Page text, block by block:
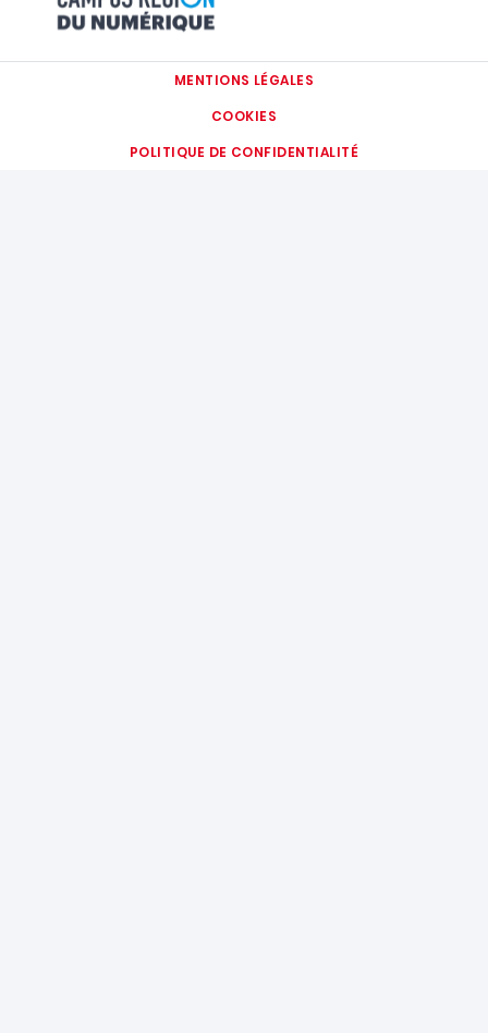
MENTIONS LÉGALES
COOKIES
POLITIQUE DE CONFIDENTIALITÉ